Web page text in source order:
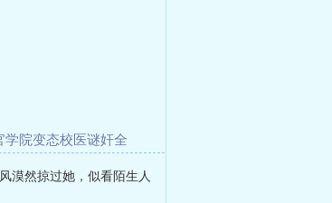
学院变态校医谜奸全
漠然掠过她，似看陌生人